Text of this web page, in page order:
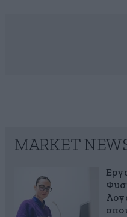
MARKET